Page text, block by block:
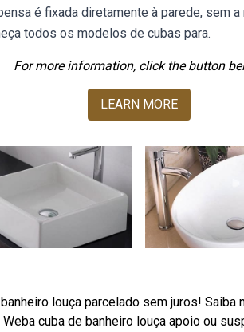
é fixada diretamente à parede, sem
todos os modelos de cubas para.
For more information, click the button
LEARN MORE
louça parcelado sem juros!
cuba de banheiro louça apoio ou